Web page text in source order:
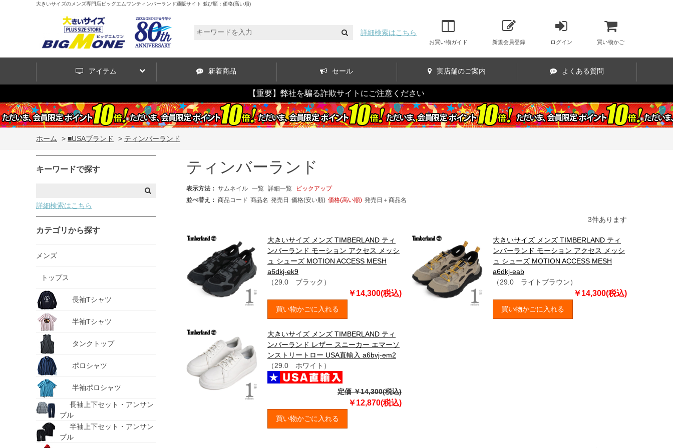
大きいサイズのメンズ専門店ビッグエムワンティンバーランド通販サイト 並び順：価格(高い順)
詳細検索はこちら
お買い物ガイド 新規会員登録 ログイン 買い物かご
アイテム 新着商品 セール 実店舗のご案内 よくある質問
【重要】弊社を騙る詐欺サイトにご注意ください
ホーム > ■USAブランド > ティンバーランド
キーワードで探す
詳細検索はこちら
カテゴリから探す
メンズ
トップス
長袖Tシャツ
半袖Tシャツ
タンクトップ
ポロシャツ
半袖ポロシャツ
長袖上下セット・アンサン
ブル
半袖上下セット・アンサン
ブル
ティンバーランド
表示方法： サムネイル 一覧 詳細一覧
ピックアップ
並べ替え： 商品コード 商品名 発売日 価格(安い順) 価格(高い順) 発売日＋商品名
3件あります
大きいサイズ メンズ TIMBERLAND ティ
ンバーランド モーション アクセス メッシ
ュ シューズ MOTION ACCESS MESH
a6dkj-ek9
（29.0 ブラック）
￥14,300(税込)
買い物かごに入れる
大きいサイズ メンズ TIMBERLAND ティ
ンバーランド モーション アクセス メッシ
ュ シューズ MOTION ACCESS MESH
a6dkj-eab
（29.0 ライトブラウン）
￥14,300(税込)
買い物かごに入れる
大きいサイズ メンズ TIMBERLAND ティ
ンバーランド レザー スニーカー エマーソ
ンストリートロー USA直輸入 a6bvj-em2
（29.0 ホワイト）
定価 ￥14,300(税込)
￥12,870(税込)
買い物かごに入れる